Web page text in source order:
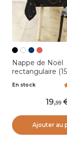
Nappe de Noël
rectangulaire
En stock
19,99
Ajouter au